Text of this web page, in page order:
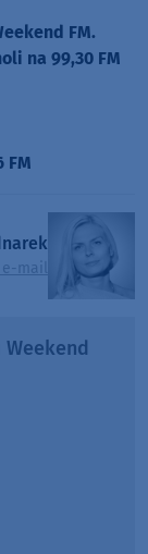
FM.
na 99,30 FM
FM
mail